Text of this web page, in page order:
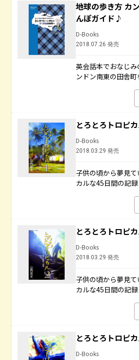
地球の歩き方 カ
んぽガイド♪
D-Books
2018.07.26 発売
英会話本でおなじ
ンドン南東の田舎町
とろとろトロピ
D-Books
2018.03.29 発売
子供の頃から夢見
カルな45日間の記録
とろとろトロピ
D-Books
2018.03.29 発売
子供の頃から夢見
カルな45日間の記録
とろとろトロピ
D-Books